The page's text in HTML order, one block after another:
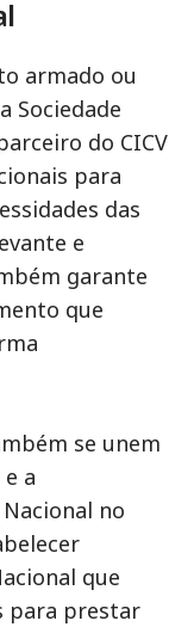
armado ou
Sociedade
do CICV
para
das
e
garante
que
se unem
a
no
que
para prestar